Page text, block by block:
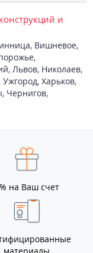
и
, Вишневое,
,
, Львов, Николаев,
, Ужгород, Харьков,
, Чернигов,
на Ваш счет
материалы